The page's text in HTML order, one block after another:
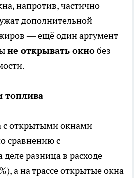
напротив, частично
дополнительной
— ещё один аргумент
не открывать окнобез
с открытыми окнами
сравнению с
разница в расходе
а на трассе открытые окна